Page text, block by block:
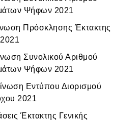
Ψήφων 2021
Πρόσκλησης Έκτακτης
Συνολικού Αριθμού
Ψήφων 2021
Εντύπου Διορισμού
2021
Έκτακτης Γενικής